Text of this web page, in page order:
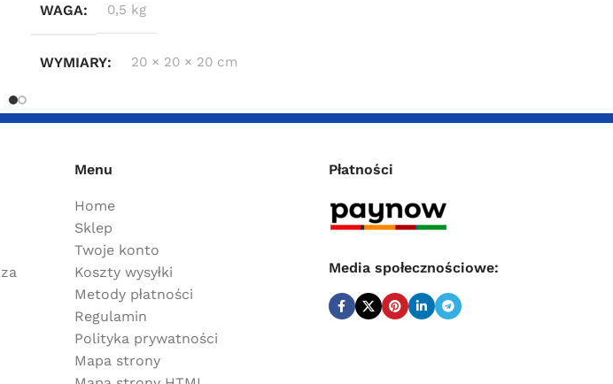
WAGA 0,5 kg
WYMIARY 20 × 20 × 20 cm
Menu
Home
Sklep
Twoje konto
Koszty wysyłki
Metody płatności
Regulamin
Polityka prywatności
Mapa strony
Płatności
Media społecznościowe: